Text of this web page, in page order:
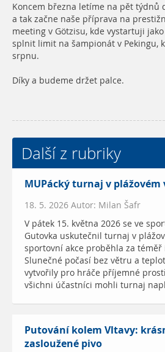
Koncem března letíme na pět týdnů
a tak začne naše příprava na
meeting v Götzisu, kde vystartuji
splnit limit na šampionát v Pekingu,
srpnu.
Díky a budeme držet palce.
Další z rubriky
MUPácký turnaj v plážovém
18. 5. 2026 Autor: Milan Šafr
V pátek 15. května 2026 se ve
Gutovka uskutečnil turnaj v
sportovní akce proběhla za
Slunečné počasí bez větru a
vytvořily pro hráče příjemné
všichni účastníci mohli turnaj
Putování kolem Vltavy:
zasloužené pivo